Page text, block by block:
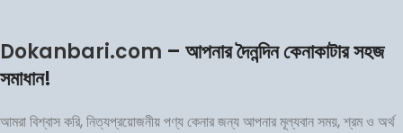
Dokanbari.com – আপনার দৈনন্দিন কেনাকাটার সহজ
সমাধান!
আমরা বিশ্বাস করি, নিত্যপ্রয়োজনীয় পণ্য কেনার জন্য আপনার মূল্যবান সময়, শ্রম ও অর্থ